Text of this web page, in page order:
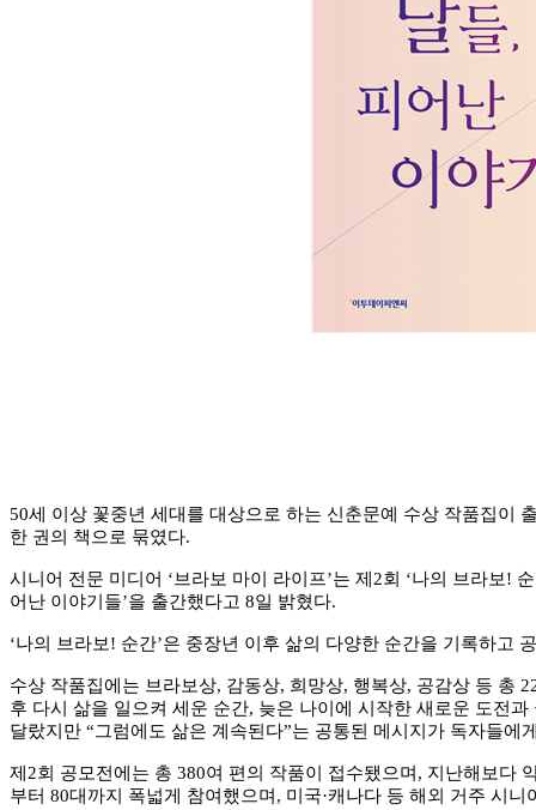
50세 이상 꽃중년 세대를 대상으로 하는 신춘문예 수상 작품집이
한 권의 책으로 묶였다.
시니어 전문 미디어 ‘브라보 마이 라이프’는 제 2회 ‘나의 브라보!
어난 이야기들’을 출간했다고 8일 밝혔다.
‘나의 브라보! 순간’은 중장년 이후 삶의 다양한 순간을 기록하고
수상 작품집에는 브라보상, 감동상, 희망상, 행복상, 공감상 등 총
후 다시 삶을 일으켜 세운 순간, 늦은 나이에 시작한 새로운 도전
달랐지만 “그럼에도 삶은 계속된다”는 공통된 메시지가 독자들에
제 2회 공모전에는 총 380여 편의 작품이 접수됐으며 , 지난해보다
부터 80대까지 폭넓게 참여했으며 , 미국·캐나다 등 해외 거주 시니